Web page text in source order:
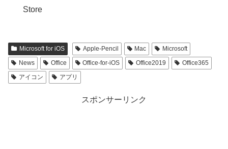
Store
Microsoft for iOS Apple-Pencil Mac
Microsoft
News
Office Office-for-iOS Office2019
Office365
アイコン
アプリ
スポンサーリンク